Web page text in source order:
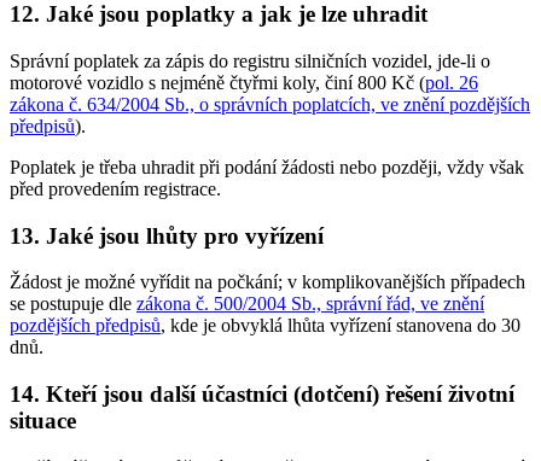
12. Jaké jsou poplatky a jak je lze uhradit
Správní poplatek za zápis do registru silničních vozidel, jde-li o
motorové vozidlo s nejméně čtyřmi koly, činí 800 Kč (pol. 26
zákona č. 634/2004 Sb., o správních poplatcích, ve znění pozdějších
předpisů).
Poplatek je třeba uhradit při podání žádosti nebo později, vždy však
před provedením registrace.
13. Jaké jsou lhůty pro vyřízení
Žádost je možné vyřídit na počkání; v komplikovanějších případech
se postupuje dle zákona č. 500/2004 Sb., správní řád, ve znění
pozdějších předpisů, kde je obvyklá lhůta vyřízení stanovena do 30
dnů.
14. Kteří jsou další účastníci (dotčení) řešení životní
situace